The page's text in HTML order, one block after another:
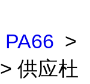
PA66 >
> 供应杜